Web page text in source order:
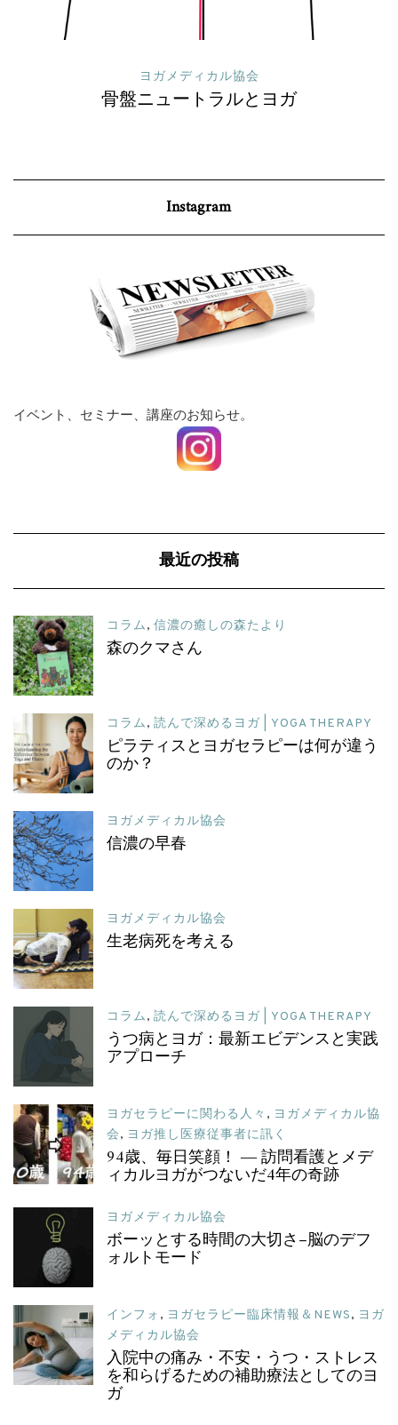
ヨガメディカル協会
骨盤ニュートラルとヨガ
Instagram
イベント、セミナー、講座のお知らせ。
最近の投稿
コラム, 信濃の癒しの森たより
森のクマさん
コラム, 読んで深めるヨガ | YOGA THERAPY
ピラティスとヨガセラピーは何が違う
のか？
ヨガメディカル協会
信濃の早春
ヨガメディカル協会
生老病死を考える
コラム, 読んで深めるヨガ | YOGA THERAPY
うつ病とヨガ：最新エビデンスと実践
アプローチ
ヨガセラピーに関わる人々 , ヨガメディカル協
会, ヨガ推し医療従事者に訊く
94歳、毎日笑顔！ ― 訪問看護とメデ
ィカルヨガがつないだ4年の奇跡
ヨガメディカル協会
ボーッとする時間の大切さ–脳のデフ
ォルトモード
インフォ , ヨガセラピー臨床情報＆NEWS, ヨガ
メディカル協会
入院中の痛み・不安・うつ・ストレス
を和らげるための補助療法としてのヨ
ガ